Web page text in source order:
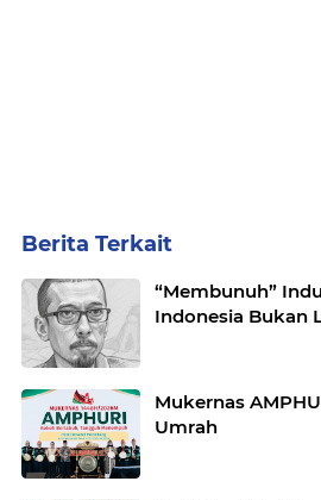
Berita Terkait
“Membunuh”
Indonesia Bukan
Mukernas
Umrah